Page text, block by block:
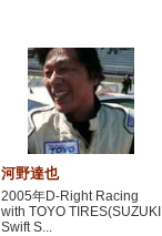
河野達也
2005年D-Right Racing
with TOYO TIRES(SUZUKI
Swift S...